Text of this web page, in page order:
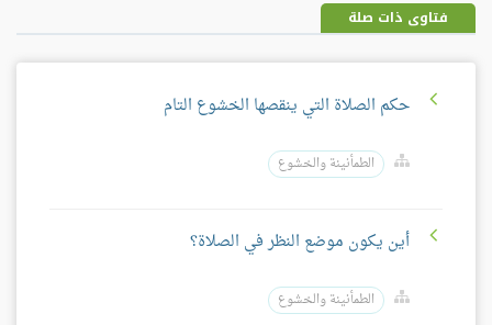
فتاوى ذات صلة
حكم الصلاة التي ينقصها الخشوع التام
الطمأنينة والخشوع
أين يكون موضع النظر في الصلاة؟
الطمأنينة والخشوع